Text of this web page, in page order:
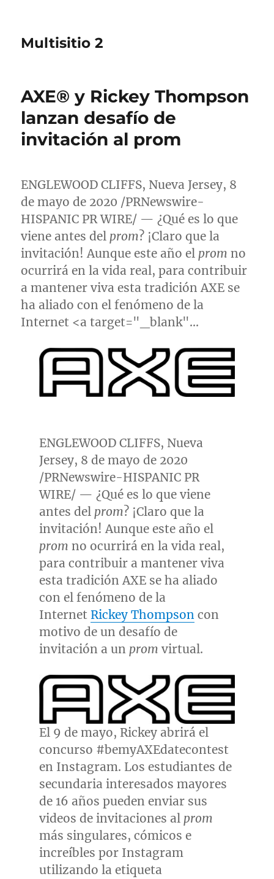
Multisitio 2
AXE® y Rickey Thompson
lanzan desafío de
invitación al prom
ENGLEWOOD CLIFFS, Nueva Jersey, 8
de mayo de 2020 /PRNewswire-
HISPANIC PR WIRE/ — ¿Qué es lo que
viene antes del prom? ¡Claro que la
invitación! Aunque este año el prom no
ocurrirá en la vida real, para contribuir
a mantener viva esta tradición AXE se
ha aliado con el fenómeno de la
Internet <a target="_blank"…
ENGLEWOOD CLIFFS, Nueva
Jersey, 8 de mayo de 2020
/PRNewswire-HISPANIC PR
WIRE/ — ¿Qué es lo que viene
antes del prom? ¡Claro que la
invitación! Aunque este año el
prom no ocurrirá en la vida real,
para contribuir a mantener viva
esta tradición AXE se ha aliado
con el fenómeno de la
Internet Rickey Thompsoncon
motivo de un desafío de
invitación a un prom virtual.
El 9 de mayo, Rickey abrirá el
concurso #bemyAXEdatecontest
en Instagram. Los estudiantes de
secundaria interesados mayores
de 16 años pueden enviar sus
videos de invitaciones al prom
más singulares, cómicos e
increíbles por Instagram
utilizando la etiqueta